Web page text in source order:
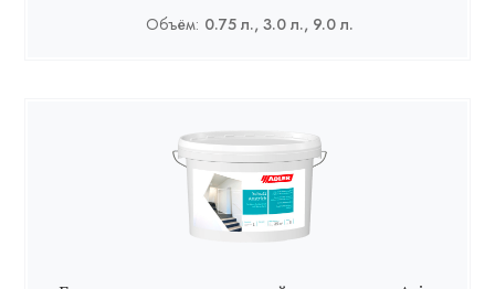
Объём: 0.75 л., 3.0 л., 9.0 л.